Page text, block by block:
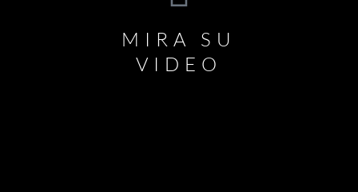
MIRA SU
VIDEO